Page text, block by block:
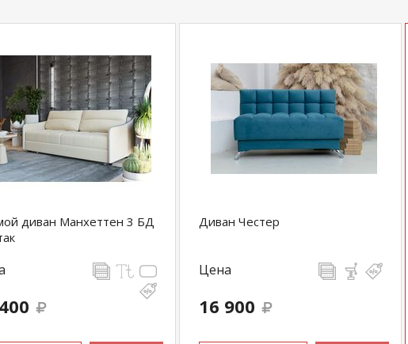
диван Манхеттен 3 БД
Диван Честер
Цена
16 900